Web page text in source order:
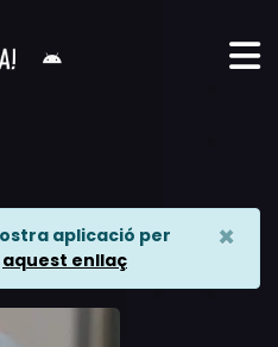
aplicació per
aquest enllaç
×